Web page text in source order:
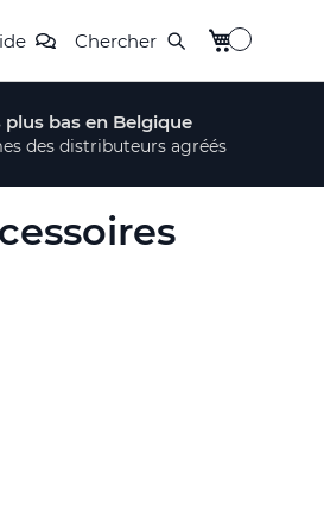
Chercher Mon panier
plus bas en Belgique
des distributeurs agréés